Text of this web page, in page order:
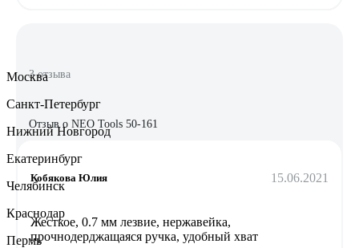
3 отзыва
Отзыв о NEO Tools 50-161
Кобякова Юлия 15.06.2021
Жесткое, 0.7 мм лезвие, нержавейка,
прочнодерджащаяся ручка, удобный хват
Москва
Санкт-Петербург
Нижний Новгород
Екатеринбург
Челябинск
Краснодар
Пермь